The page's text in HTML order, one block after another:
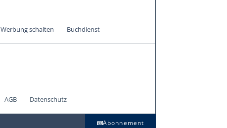
Werbung schalten Buchdienst
AGB Datenschutz
Abonnement